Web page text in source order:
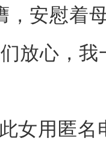
，安慰着
放心，
女用匿名